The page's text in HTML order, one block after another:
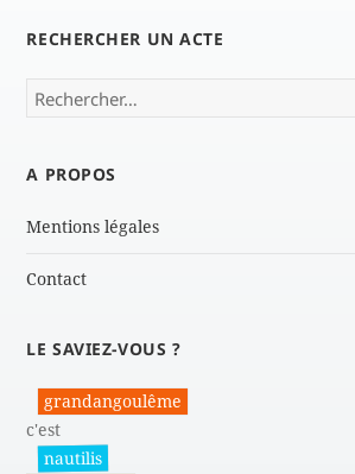
RECHERCHER UN ACTE
Rechercher :
A PROPOS
Mentions légales
Contact
LE SAVIEZ-VOUS ?
grandangoulême
c'est
nautilis